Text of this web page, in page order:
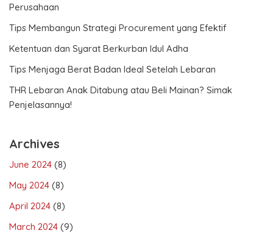
Perusahaan
Tips Membangun Strategi Procurement yang Efektif
Ketentuan dan Syarat Berkurban Idul Adha
Tips Menjaga Berat Badan Ideal Setelah Lebaran
THR Lebaran Anak Ditabung atau Beli Mainan? Simak
Penjelasannya!
Archives
June 2024 (8)
May 2024 (8)
April 2024 (8)
March 2024 (9)